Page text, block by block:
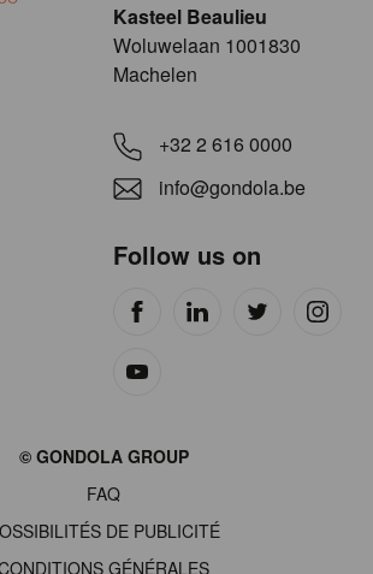
Kasteel Beaulieu
​​​Woluwelaan 1001830
Machelen
+32 2 616 0000
info@gondola.be
Follow us on
© GONDOLA GROUP
FAQ
DE PUBLICITÉ
GÉNÉRALES